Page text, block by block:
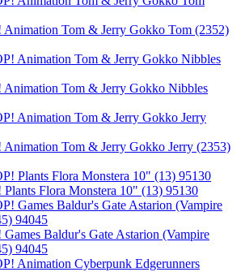
Tom & Jerry Gokko Tom (2352)
Tom & Jerry Gokko Nibbles
Tom & Jerry Gokko Jerry (2353)
Flora Monstera 10" (13) 95130
Baldur's Gate Astarion (Vampire
94045